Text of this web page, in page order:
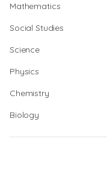
Mathematics
Social Studies
Science
Physics
Chemistry
Biology